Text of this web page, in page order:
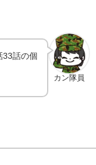
カン隊員
33話の個